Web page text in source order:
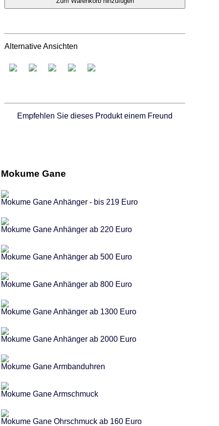
Alternative Ansichten
Empfehlen Sie dieses Produkt einem Freund
Mokume Gane
Mokume Gane Anhänger - bis 219 Euro
Mokume Gane Anhänger ab 220 Euro
Mokume Gane Anhänger ab 500 Euro
Mokume Gane Anhänger ab 800 Euro
Mokume Gane Anhänger ab 1300 Euro
Mokume Gane Anhänger ab 2000 Euro
Mokume Gane Armbanduhren
Mokume Gane Armschmuck
Mokume Gane Ohrschmuck ab 160 Euro